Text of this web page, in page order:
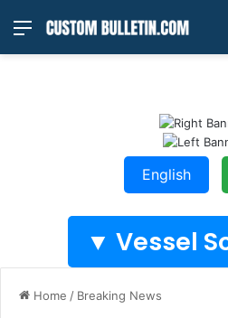
Menu
English
Vessel
Home / Breaking News